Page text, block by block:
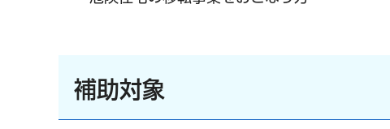
補助対象